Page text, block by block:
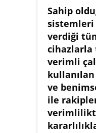
Sahip
sistemleri
verdiği
cihazlarla
verimli
ve
ile